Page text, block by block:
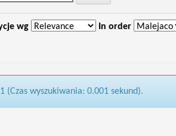
wg In order
(Czas wyszukiwania: 0.001 sekund).